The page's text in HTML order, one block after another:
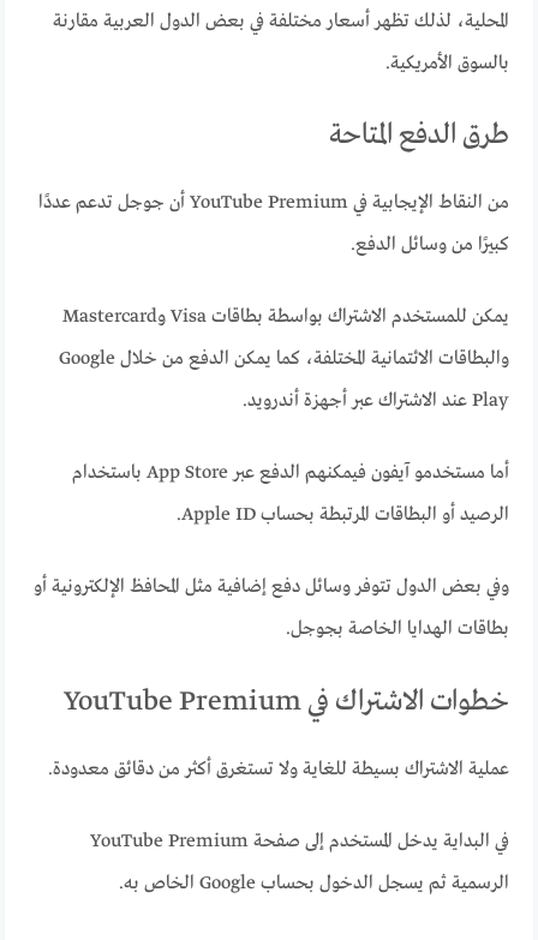
المحلية، لذلك تظهر أسعار مختلفة في بعض الدول العربية مقارنة
بالسوق الأمريكية.
طرق الدفع المتاحة
من النقاط الإيجابية في YouTube Premium أن جوجل تدعم عددًا
كبيرًا من وسائل الدفع.
يمكن للمستخدم الاشتراك بواسطة بطاقات Visa وMastercard
والبطاقات الائتمانية المختلفة، كما يمكن الدفع من خلال Google
Play عند الاشتراك عبر أجهزة أندرويد.
أما مستخدمو آيفون فيمكنهم الدفع عبر App Store باستخدام
الرصيد أو البطاقات المرتبطة بحساب Apple ID.
وفي بعض الدول تتوفر وسائل دفع إضافية مثل المحافظ الإلكترونية أو
بطاقات الهدايا الخاصة بجوجل.
خطوات الاشتراك في YouTube Premium
عملية الاشتراك بسيطة للغاية ولا تستغرق أكثر من دقائق معدودة.
في البداية يدخل المستخدم إلى صفحة YouTube Premium
الرسمية ثم يسجل الدخول بحساب Google الخاص به.